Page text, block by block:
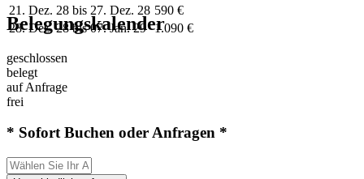
21. Dez. 28 bis 27. Dez. 28 590 €
28. Dez. 28 bis 07. Jan. 29 1.090 €
Belegungskalender
geschlossen
belegt
auf Anfrage
frei
* Sofort Buchen oder Anfragen *